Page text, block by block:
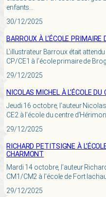
enfants…
30/12/2025
BARROUX À L’ÉCOLE PRIMAIRE
L’illustrateur Barroux était
CP/CE1 à l’école primaire de
29/12/2025
NICOLAS MICHEL À L’ÉCOLE
Jeudi 16 octobre, l’auteur
CE2 à l’école du centre
29/12/2025
RICHARD PETITSIGNE À
CHARMONT
Mardi 14 octobre, l’auteur
CM1/CM2 à l’école de Fort
29/12/2025